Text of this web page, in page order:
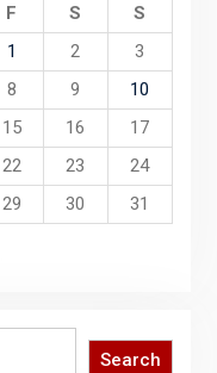
F S
S
1
2
3
8 9
10
15 16
17
22 23
24
29 30 31
Search